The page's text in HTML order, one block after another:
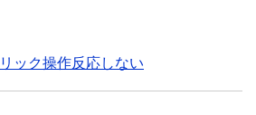
ック操作反応しない